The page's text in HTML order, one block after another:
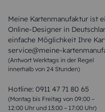
Meine Kartenmanufaktur ist
Online-Designer in
einfache Möglichkeit Ihre
service@meine-
(Antwort Werktags in der Regel
innerhalb von 24 Stunden)
Hotline: 0911 47 71 80 65
(Montag bis Freitag von 09:00 –
12:00 Uhr und 13:00 – 17:00 Uhr)
FAQ
Liebeskummer Sprüche
Sommer Sprüche
Muttertagssprüche
Sprüche zur Hochzeit
Sprüche zur Konfirmation &
Weihnachtsgedichte
Liebessprüche
Geburtstagssprüche
Trauersprüche